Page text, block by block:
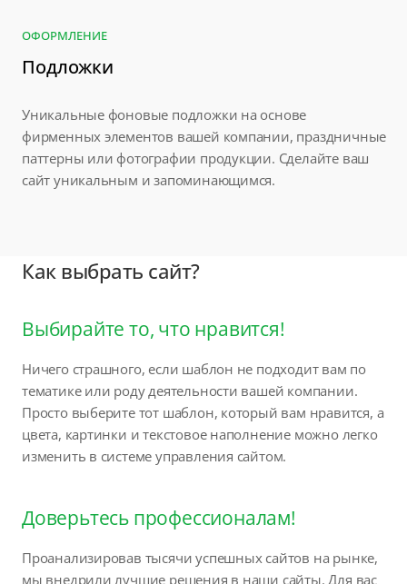
ОФОРМЛЕНИЕ
Подложки
Уникальные фоновые подложки на основе
фирменных элементов вашей компании, праздничные
паттерны или фотографии продукции. Сделайте ваш
сайт уникальным и запоминающимся.
Как выбрать сайт?
Выбирайте то, что нравится!
Ничего страшного, если шаблон не подходит вам по
тематике или роду деятельности вашей компании.
Просто выберите тот шаблон, который вам нравится, а
цвета, картинки и текстовое наполнение можно легко
изменить в системе управления сайтом.
Доверьтесь профессионалам!
Проанализировав тысячи успешных сайтов на рынке,
мы внедрили лучшие решения в наши сайты. Для вас